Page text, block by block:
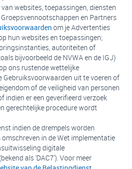
websites, toepassingen, diensten
en Partners
om je Advertenties
hun websites en toepassingen;
autoriteiten of
bijvoorbeeld de NVWA en de IGJ)
ons rustende wettelijke
Gebruiksvoorwaarden uit te voeren of
of de veiligheid van personen
indien er een geverifieerd verzoek
gerechtelijke procedure wordt
indien de drempels worden
in de Wet implementatie
digitale
als 'DAC7'). Voor meer